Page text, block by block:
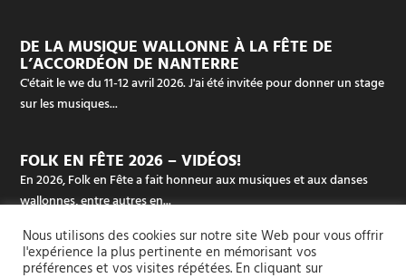
DE LA MUSIQUE WALLONNE À LA FÊTE DE
L’ACCORDÉON DE NANTERRE
C'était le we du 11-12 avril 2026. J'ai été invitée pour donner un stage
sur les musiques...
FOLK EN FÊTE 2026 – VIDÉOS!
En 2026, Folk en Fête a fait honneur aux musiques et aux danses
wallonnes, entre autres en...
Nous utilisons des cookies sur notre site Web pour vous offrir
l'expérience la plus pertinente en mémorisant vos
préférences et vos visites répétées. En cliquant sur